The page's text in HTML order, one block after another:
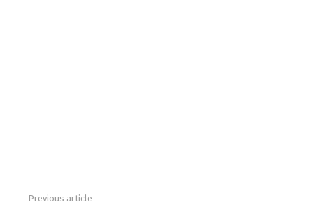
Previous article